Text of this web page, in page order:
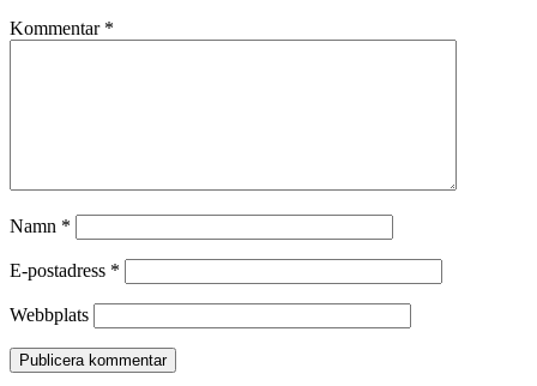
Kommentar *
Namn *
E-postadress *
Webbplats